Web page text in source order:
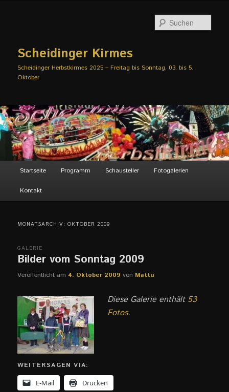
springen
springenScheidinger Kirmes
Scheidinger Herbstkirmes 2025 – Freitag bis Sonntag, 03. bis 5.
Oktober
Hauptmenü
Startseite Programm Schausteller Fotogalerien
Kontakt
MONATSARCHIV:OKTOBER 2009
Bilder vom Sonntag 2009
GALERIE
Veröffentlicht am 4. Oktober 2009 von Mattu
Diese Galerie enthält 53
Fotos.
WEITERSAGEN VIA:
E-Mail Drucken